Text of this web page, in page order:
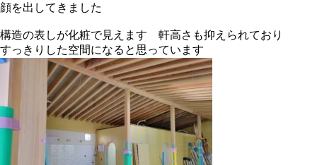
顔を出してきました
構造の表しが化粧で見えます 軒高さも抑えられており
すっきりした空間になると思っています